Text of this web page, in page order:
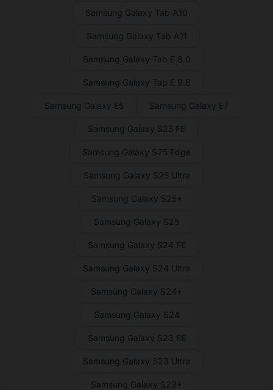
Samsung Galaxy Tab A10
Samsung Galaxy Tab A11
Samsung Galaxy Tab E 8.0
Samsung Galaxy Tab E 9.6
Samsung Galaxy E5 Samsung Galaxy E7
Samsung Galaxy S25 FE
Samsung Galaxy S25 Edge
Samsung Galaxy S25 Ultra
Samsung Galaxy S25+
Samsung Galaxy S25
Samsung Galaxy S24 FE
Samsung Galaxy S24 Ultra
Samsung Galaxy S24+
Samsung Galaxy S24
Samsung Galaxy S23 FE
Samsung Galaxy S23 Ultra
Samsung Galaxy S23+